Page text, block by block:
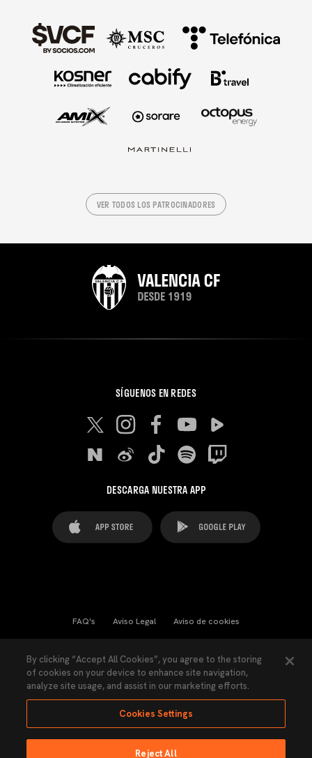
VER TODOS LOS PATROCINADORES
SÍGUENOS EN REDES
DESCARGA NUESTRA APP
FAQ's Aviso Legal Aviso de cookies
Ley Transparencia Política de Privacidad
Accesibilidad
By clicking “Accept All Cookies”, you agree to the storing
of cookies on your device to enhance site navigation,
analyze site usage, and assist in our marketing efforts.
Cookies Settings
Reject All